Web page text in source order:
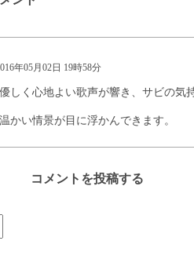
年05月02日 19時58分
しく心地よい歌声が響き、サビの気
かい情景が目に浮かんできます。
コメントを投稿する